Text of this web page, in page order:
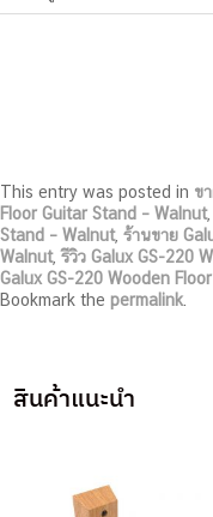
This entry was posted in ข
Floor Guitar Stand – Walnut,
Stand – Walnut, ร้านขาย
Walnut,รีวิว Galux GS-220
Galux GS-220 Wooden
Bookmark the permalink
สินค้าแนะนำ